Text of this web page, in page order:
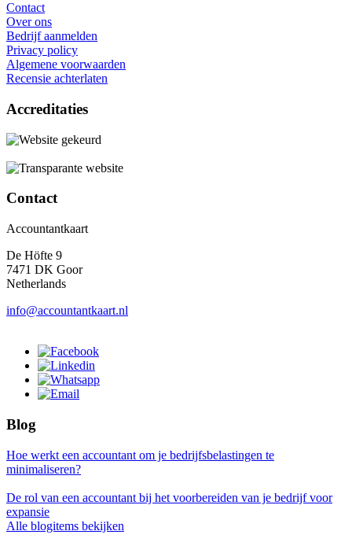
Contact
Over ons
Bedrijf aanmelden
Privacy policy
Algemene voorwaarden
Recensie achterlaten
Accreditaties
Contact
Accountantkaart
De Höfte 9
7471 DK Goor
Netherlands
info@accountantkaart.nl
Blog
Hoe werkt een accountant om je bedrijfsbelastingen te
minimaliseren?
De rol van een accountant bij het voorbereiden van je bedrijf voor
expansie
Alle blogitems bekijken